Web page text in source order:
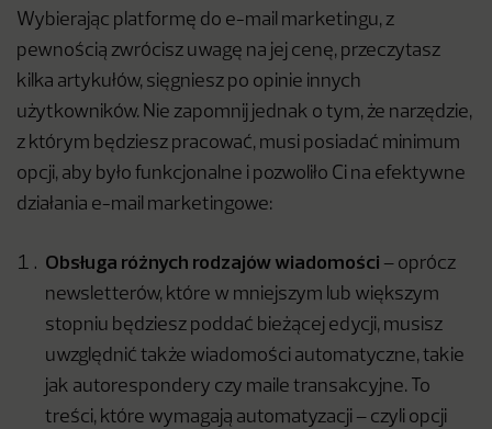
Wybierając platformę do e-mail marketingu, z
pewnością zwrócisz uwagę na jej cenę, przeczytasz
kilka artykułów, sięgniesz po opinie innych
użytkowników. Nie zapomnij jednak o tym, że narzędzie,
z którym będziesz pracować, musi posiadać minimum
opcji, aby było funkcjonalne i pozwoliło Ci na efektywne
działania e-mail marketingowe:
Obsługa różnych rodzajów wiadomości – oprócz
newsletterów, które w mniejszym lub większym
stopniu będziesz poddać bieżącej edycji, musisz
uwzględnić także wiadomości automatyczne, takie
jak autorespondery czy maile transakcyjne. To
treści, które wymagają automatyzacji – czyli opcji